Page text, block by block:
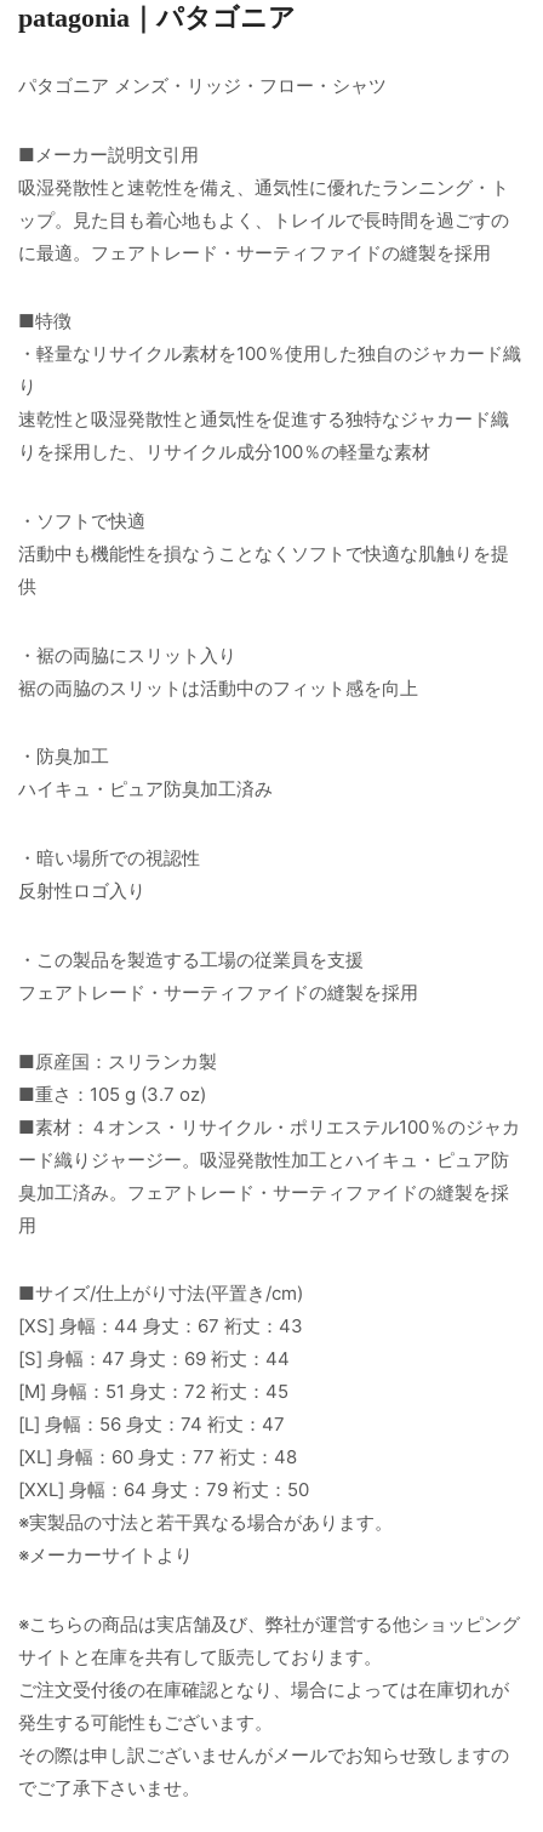
patagonia｜パタゴニア
パタゴニア メンズ・リッジ・フロー・シャツ
■メーカー説明文引用
吸湿発散性と速乾性を備え、通気性に優れたランニング・ト
ップ。見た目も着心地もよく、トレイルで長時間を過ごすの
に最適。フェアトレード・サーティファイドの縫製を採用
■特徴
・軽量なリサイクル素材を100％使用した独自のジャカード織
り
速乾性と吸湿発散性と通気性を促進する独特なジャカード織
りを採用した、リサイクル成分100％の軽量な素材
・ソフトで快適
活動中も機能性を損なうことなくソフトで快適な肌触りを提
供
・裾の両脇にスリット入り
裾の両脇のスリットは活動中のフィット感を向上
・防臭加工
ハイキュ・ピュア防臭加工済み
・暗い場所での視認性
反射性ロゴ入り
・この製品を製造する工場の従業員を支援
フェアトレード・サーティファイドの縫製を採用
■原産国：スリランカ製
■重さ：105 g (3.7 oz)
■素材：４オンス・リサイクル・ポリエステル100％のジャカ
ード織りジャージー。吸湿発散性加工とハイキュ・ピュア防
臭加工済み。フェアトレード・サーティファイドの縫製を採
用
■サイズ/仕上がり寸法(平置き/cm)
[XS] 身幅：44 身丈：67 裄丈：43
[S] 身幅：47 身丈：69 裄丈：44
[M] 身幅：51 身丈：72 裄丈：45
[L] 身幅：56 身丈：74 裄丈：47
[XL] 身幅：60 身丈：77 裄丈：48
[XXL] 身幅：64 身丈：79 裄丈：50
※実製品の寸法と若干異なる場合があります。
※メーカーサイトより
※こちらの商品は実店舗及び、弊社が運営する他ショッピング
サイトと在庫を共有して販売しております。
ご注文受付後の在庫確認となり、場合によっては在庫切れが
発生する可能性もございます。
その際は申し訳ございませんがメールでお知らせ致しますの
でご了承下さいませ。